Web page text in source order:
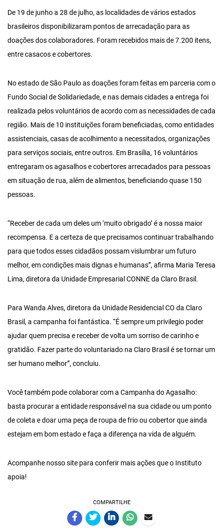
De 19 de junho a 28 de julho, as localidades de vários estados
brasileiros disponibilizaram pontos de arrecadação para as
doações dos colaboradores. Foram recebidos mais de 7.200 itens,
entre casacos e cobertores.
No estado de São Paulo as doações foram feitas em parceria com o
Fundo Social de Solidariedade, e nas demais cidades a entrega foi
realizada pelos voluntários de acordo com as necessidades de cada
região. Mais de 10 instituições foram beneficiadas, como entidades
assistenciais, casas de acolhimento a necessitados, organizações
para serviços sociais, entre outros. Em Brasília, 16 voluntários
entregaram os agasalhos e cobertores arrecadados para pessoas
em situação de rua, além de alimentos, beneficiando quase 150
pessoas.
“Receber de cada um deles um ‘muito obrigado’ é a nossa maior
recompensa. E a certeza de que precisamos continuar trabalhando
para que todos esses cidadãos possam vislumbrar um futuro
melhor, em condições mais dignas e humanas”, afirma Maria Teresa
Lima, diretora da Unidade Empresarial CONNE da Claro Brasil.
Para Wanda Alves, diretora da Unidade Residencial CO da Claro
Brasil, a campanha foi fantástica. “É sempre um privilegio poder
ajudar quem precisa e receber de volta um sorriso de carinho e
gratidão. Fazer parte do voluntariado na Claro Brasil é se tornar um
ser humano melhor”, concluiu.
Você também pode colaborar com a Campanha do Agasalho:
basta procurar a entidade responsável na sua cidade ou um ponto
de coleta e doar uma peça de roupa de frio ou cobertor que ainda
estejam em bom estado e faça a diferença na vida de alguém.
Acompanhe nosso site para conferir mais ações que o Instituto
apoia!
COMPARTILHE